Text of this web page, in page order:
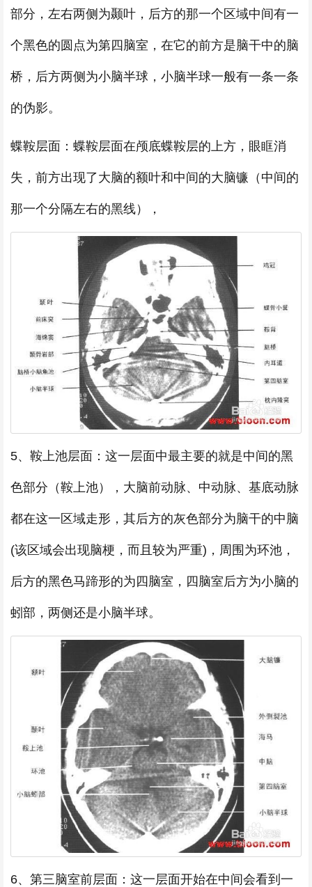
部分，左右两侧为颞叶，后方的那一个区域中间有一
个黑色的圆点为第四脑室，在它的前方是脑干中的脑
桥，后方两侧为小脑半球，小脑半球一般有一条一条
的伪影。
蝶鞍层面：蝶鞍层面在颅底蝶鞍层的上方，眼眶消
失，前方出现了大脑的额叶和中间的大脑镰（中间的
那一个分隔左右的黑线），
5、鞍上池层面：这一层面中最主要的就是中间的黑
色部分（鞍上池），大脑前动脉、中动脉、基底动脉
都在这一区域走形，其后方的灰色部分为脑干的中脑
(该区域会出现脑梗，而且较为严重)，周围为环池，
后方的黑色马蹄形的为四脑室，四脑室后方为小脑的
蚓部，两侧还是小脑半球。
6、第三脑室前层面：这一层面开始在中间会看到一